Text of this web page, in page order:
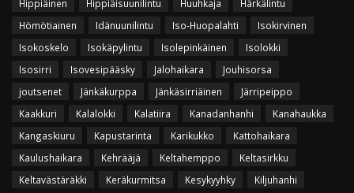
Hippiäinen
Hippiäisuunilintu Huuhkaja
Härkälintu
Hömötiainen
Idänuunilintu Iso-Huopalahti
Isokirvinen
Isokoskelo
Isokäpylintu Isolepinkäinen
Isolokki
Isosirri
Isovesipääsky Jalohaikara
Jouhisorsa
joutsenet
Jänkäkurppa Jänkäsirriäinen
Järripeippo
Kaakkuri
Kalalokki Kalatiira Kanadanhanhi
Kanahaukka
Kangaskiuru
Kapustarinta Karikukko
Kattohaikara
Kaulushaikara
Kehrääjä Keltahemppo
Keltasirkku
Keltavästäräkki
Keräkurmitsa Kesykyyhky
Kiljuhanhi